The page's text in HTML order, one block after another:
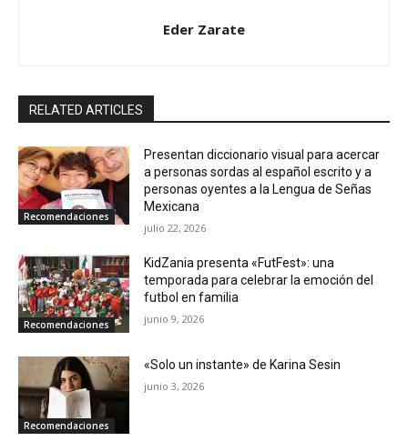
Eder Zarate
RELATED ARTICLES
Recomendaciones
Presentan diccionario visual para acercar
a personas sordas al español escrito y a
personas oyentes a la Lengua de Señas
Mexicana
julio 22, 2026
Recomendaciones
KidZania presenta «FutFest»: una
temporada para celebrar la emoción del
futbol en familia
junio 9, 2026
Recomendaciones
«Solo un instante» de Karina Sesin
junio 3, 2026